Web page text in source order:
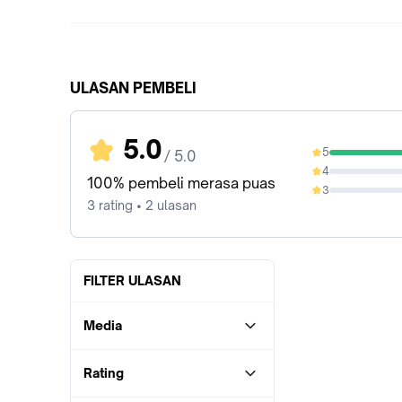
ULASAN PEMBELI
5.0 / 5.0
100% pembeli merasa puas
3 rating • 2 ulasan
5
100%
4
0%
3
0%
FILTER ULASAN
Media
Rating